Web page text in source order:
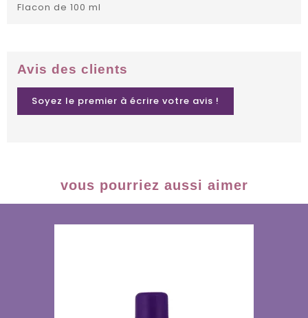
Flacon de 100 ml
Avis des clients
Soyez le premier à écrire votre avis !
vous pourriez aussi aimer